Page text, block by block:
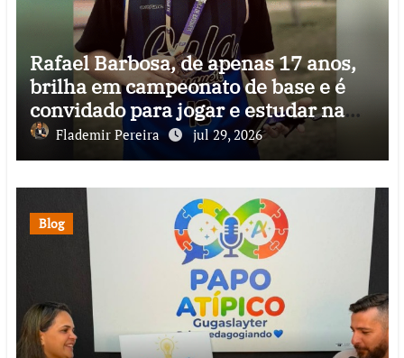
Rafael Barbosa, de apenas 17 anos,
brilha em campeonato de base e é
convidado para jogar e estudar na
ItáliaFlademir Pereira jul 29, 2026
Blog